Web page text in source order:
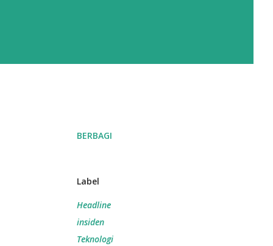
BERBAGI
Label
Headline
insiden
Teknologi